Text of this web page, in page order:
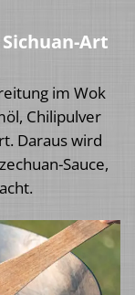
Art
im Wok
Chilipulver
Daraus wird
Sauce,